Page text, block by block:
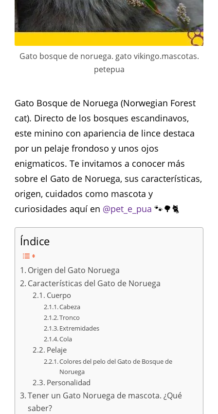
Gato bosque de noruega. gato vikingo.mascotas.
petepua
Gato Bosque de Noruega (Norwegian Forest
cat). Directo de los bosques escandinavos,
este minino con apariencia de lince destaca
por un pelaje frondoso y unos ojos
enigmaticos. Te invitamos a conocer más
sobre el Gato de Noruega, sus características,
origen, cuidados como mascota y
curiosidades aquí en @pet_e_pua 🐾🌳🐈
Índice
Origen del Gato Noruega
Características del Gato de Noruega
Cuerpo
Cabeza
Tronco
Extremidades
Cola
Pelaje
Colores del pelo del Gato de Bosque de
Noruega
Personalidad
Tener un Gato Noruega de mascota. ¿Qué
saber?